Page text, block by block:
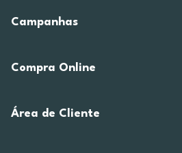
Campanhas
Compra Online
Área de Cliente